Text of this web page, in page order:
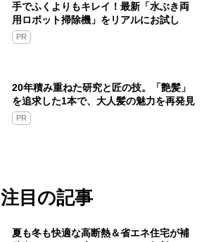
手でふくよりもキレイ！最新「水ぶき両
用ロボット掃除機」をリアルにお試し
PR
20年積み重ねた研究と匠の技。「艶髪」
を追求した1本で、大人髪の魅力を再発見
PR
注目の記事
夏も冬も快適な高断熱＆省エネ住宅が補